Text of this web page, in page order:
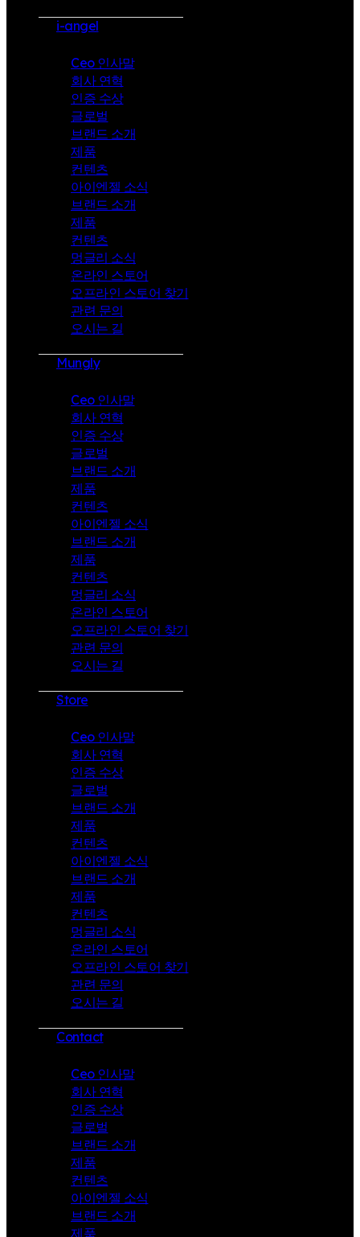
i-angel
Ceo 인사말
회사 연혁
인증 수상
글로벌
브랜드 소개
제품
컨텐츠
아이엔젤 소식
브랜드 소개
제품
컨텐츠
멍글리 소식
온라인 스토어
오프라인 스토어 찾기
관련 문의
오시는 길
Mungly
Ceo 인사말
회사 연혁
인증 수상
글로벌
브랜드 소개
제품
컨텐츠
아이엔젤 소식
브랜드 소개
제품
컨텐츠
멍글리 소식
온라인 스토어
오프라인 스토어 찾기
관련 문의
오시는 길
Store
Ceo 인사말
회사 연혁
인증 수상
글로벌
브랜드 소개
제품
컨텐츠
아이엔젤 소식
브랜드 소개
제품
컨텐츠
멍글리 소식
온라인 스토어
오프라인 스토어 찾기
관련 문의
오시는 길
Contact
Ceo 인사말
회사 연혁
인증 수상
글로벌
브랜드 소개
제품
컨텐츠
아이엔젤 소식
브랜드 소개
제품